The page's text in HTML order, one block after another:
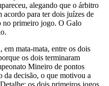
alegando que o árbitro
para ter dois juízes de
no primeiro jogo. O Galo
em mata-mata, entre os dois
os dois terminaram
Mineiro de pontos
da decisão, o que motivou a
os dois primeiros jogos